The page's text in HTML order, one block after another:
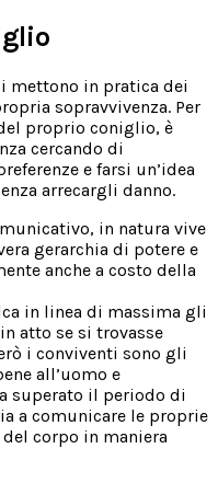
mettono in pratica dei
sopravvivenza. Per
proprio coniglio, è
cercando di
e farsi un’idea
arrecargli danno.
in natura vive
gerarchia di potere e
anche a costo della
in linea di massima gli
atto se si trovasse
i conviventi sono gli
all’uomo e
superato il periodo di
a comunicare le proprie
corpo in maniera